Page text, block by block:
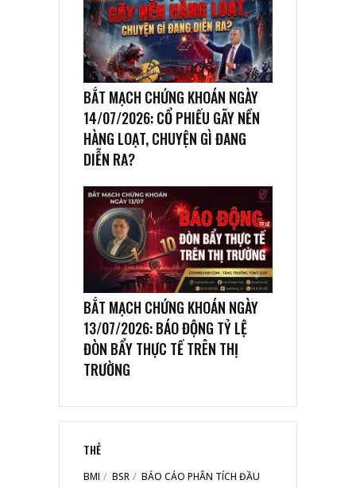
BẮT MẠCH CHỨNG KHOÁN NGÀY
14/07/2026: CỔ PHIẾU GÃY NỀN
HÀNG LOẠT, CHUYỆN GÌ ĐANG
DIỄN RA?
BẮT MẠCH CHỨNG KHOÁN NGÀY
13/07/2026: BÁO ĐỘNG TỶ LỆ
ĐÒN BẨY THỰC TẾ TRÊN THỊ
TRƯỜNG
THẺ
BMI BSR
BÁO CÁO PHÂN TÍCH ĐẦU